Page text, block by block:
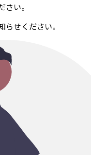
い。
せください。